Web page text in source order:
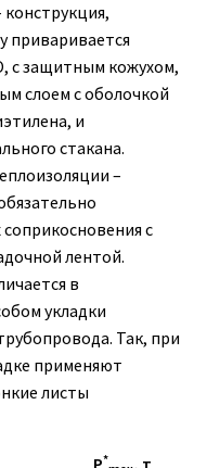
приваривается
с защитным кожухом,
слоем с оболочкой
и
стакана.
–
с
лентой.
в
укладки
Так, при
применяют
листы
*